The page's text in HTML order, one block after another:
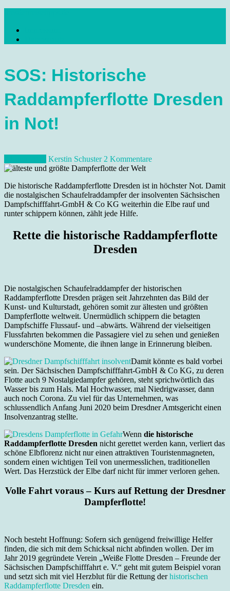
content
Reisetipps Dresden, Sehenswürdigkeiten, Ausflugsziele Sachsen,
SOS: Historische
Raddampferflotte Dresden
in Not!
Kerstin Schuster 2 Kommentare
Die historische Raddampferflotte Dresden ist in höchster Not. Damit
die nostalgischen Schaufelraddampfer der insolventen Sächsischen
Dampfschifffahrt-GmbH & Co KG weiterhin die Elbe rauf und
runter schippern können, zählt jede Hilfe.
Rette die historische Raddampferflotte
Dresden
Die nostalgischen Schaufelraddampfer der historischen
Raddampferflotte Dresden prägen seit Jahrzehnten das Bild der
Kunst- und Kulturstadt, gehören somit zur ältesten und größten
Dampferflotte weltweit. Unermüdlich schippern die betagten
Dampfschiffe Flussauf- und –abwärts. Während der vielseitigen
Flussfahrten bekommen die Passagiere viel zu sehen und genießen
wunderschöne Momente, die ihnen lange in Erinnerung bleiben.
Damit könnte es bald vorbei
sein. Der Sächsischen Dampfschifffahrt-GmbH & Co KG, zu deren
Flotte auch 9 Nostalgiedampfer gehören, steht sprichwörtlich das
Wasser bis zum Hals. Mal Hochwasser, mal Niedrigwasser, dann
auch noch Corona. Zu viel für das Unternehmen, was
schlussendlich Anfang Juni 2020 beim Dresdner Amtsgericht einen
Insolvenzantrag stellte.
Wenn die historische
Raddampferflotte Dresden nicht gerettet werden kann, verliert das
schöne Elbflorenz nicht nur einen attraktiven Touristenmagneten,
sondern einen wichtigen Teil von unermesslichen, traditionellen
Wert. Das Herzstück der Elbe darf nicht für immer verloren gehen.
Volle Fahrt voraus – Kurs auf Rettung der Dresdner
Dampferflotte!
Noch besteht Hoffnung: Sofern sich genügend freiwillige Helfer
finden, die sich mit dem Schicksal nicht abfinden wollen. Der im
Jahr 2019 gegründete Verein „Weiße Flotte Dresden – Freunde der
Sächsischen Dampfschifffahrt e. V.“ geht mit gutem Beispiel voran
und setzt sich mit viel Herzblut für die Rettung derhistorischen
Raddampferflotte Dresden ein.